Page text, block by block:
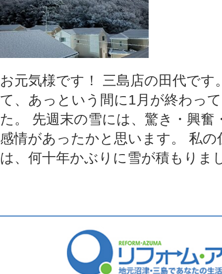
お元気様です！ 三島店の田代です
て、あっという間に1月が終わっ
た。 先週末の雪には、驚き・興奮
感情があったかと思います。 私
は、何十年かぶりに雪が積もりま